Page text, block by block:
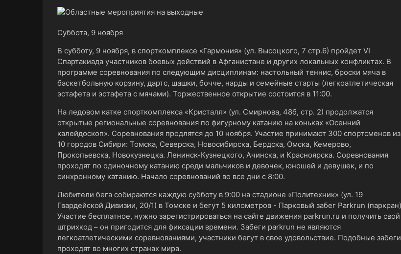
Суббота, 9 ноября
В субботу, 9 ноября, в спорткомплексе «Гармония» (ул. Высоцкого, 7 стр.6) пройдет VI
Спартакиада участников боевых действий в Афганистане и других локальных конфликтах. В
программе соревнования по следующим дисциплинам: настольный теннис, броски мяча в
баскетбольную корзину, дартс, шашки, бочче, нарды и семейные старты (легкоатлетическая
эстафета и эстафета с мячами). Торжественное открытие состоится в 11:00.
На ледовом катке спорткомплекса «Кристалл» (ул. Смирнова, 48б, стр. 2) продолжатся
открытые региональные соревнования по фигурному катанию на коньках «Осенний
калейдоскоп». Соревнования продлятся до 10 ноября. Участие принимают 300 спортсменов из
10 городов Сибири: Томска, Северска, Новосибирска, Бердска, Омска, Кемерово,
Прокопьевска, Новокузнецка. Ленинск-Кузнецкого, Ачинска, и Красноярска. Соревнования
проходят по одиночному катанию среди мальчиков и девочек, юношей и девушек, и по
синхронному катанию. Начало соревнований во все дни с 8:00.
Любители бега собираются каждую субботу в 9:00 на стадионе «Политехник» (ул. 19
Гвардейской Дивизии, 20/1) в Томске и бегут 5 километров - Парковый забег Parkrun
Участие бесплатное, нужно зарегистрироваться на сайте движения parkrun.ru и получить свой
штрихкод – он пригодится для фиксации времени. Забеги parkrun не являются
легкоатлетическими соревнованиями, участники бегут в свое удовольствие. Подобные забеги
проходят во многих странах мира.